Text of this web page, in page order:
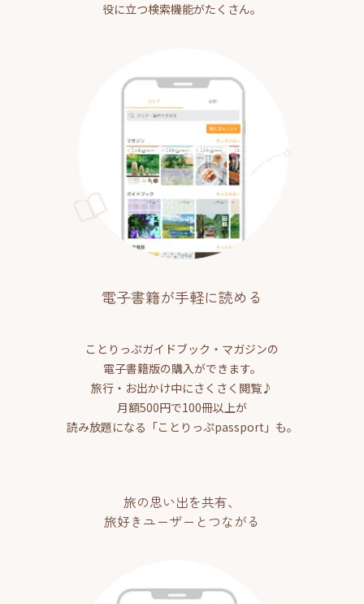
役に立つ検索機能がたくさん。
電子書籍が手軽に読める
ことりっぷガイドブック・マガジンの
電子書籍版の購入ができます。
旅行・お出かけ中にさくさく閲覧♪
月額500円で100冊以上が
読み放題になる「ことりっぷpassport」も。
旅の思い出を共有、
旅好きユーザーとつながる